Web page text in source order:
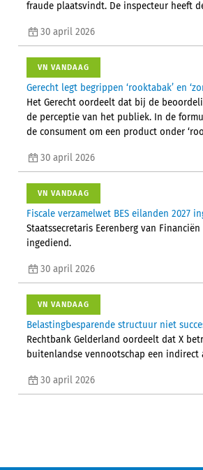
fraude plaatsvindt. De inspecteur heeft
30 april 2026
VN VANDAAG
Gerecht legt begrippen ‘rooktabak’ en
Het Gerecht oordeelt dat bij de
de perceptie van het publiek. In de
de consument om een product onder
30 april 2026
VN VANDAAG
Fiscale verzamelwet BES eilanden 2027
Staatssecretaris Eerenberg van
ingediend.
30 april 2026
VN VANDAAG
Belastingbesparende structuur niet
Rechtbank Gelderland oordeelt dat X
buitenlandse vennootschap een
30 april 2026